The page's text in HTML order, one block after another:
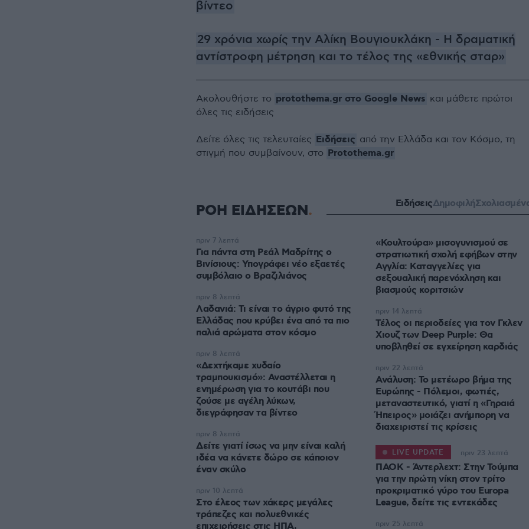
βίντεο
29 χρόνια χωρίς την Αλίκη Βουγιουκλάκη - Η δραματική
αντίστροφη μέτρηση και το τέλος της «εθνικής σταρ»
Ακολουθήστε το protothema.gr στο Google News και μάθετε πρώτοι
όλες τις ειδήσεις
Δείτε όλες τις τελευταίες Ειδήσεις από την Ελλάδα και τον Κόσμο, τη
στιγμή που συμβαίνουν, στο Protothema.gr
ΡΟΗ ΕΙΔΗΣΕΩΝ ΕιδήσειςΔημοφιλή
Για πάντα στη Ρεάλ Μαδρίτης ο
Βινίσιους: Υπογράφει νέο εξαετές
συμβόλαιο ο Βραζιλιάνος
πριν 7 λεπτά
Λαδανιά: Τι είναι το άγριο φυτό της
Ελλάδας που κρύβει ένα από τα πιο
παλιά αρώματα στον κόσμο
πριν 8 λεπτά
«Δεχτήκαμε χυδαίο
τραμπουκισμό»: Αναστέλλεται η
ενημέρωση για το κουτάβι που
ζούσε με αγέλη λύκων,
διεγράφησαν τα βίντεο
πριν 8 λεπτά
Δείτε γιατί ίσως να μην είναι καλή
ιδέα να κάνετε δώρο σε κάποιον
έναν σκύλο
πριν 8 λεπτά
Στο έλεος των χάκερς μεγάλες
τράπεζες και πολυεθνικές
επιχειρήσεις στις ΗΠΑ,
πριν 10 λεπτά
«Κουλτούρα» μισογυνισμού σε
στρατιωτική σχολή εφήβων στην
Αγγλία: Καταγγελίες για
σεξουαλική παρενόχληση και
βιασμούς κοριτσιών
Τέλος οι περιοδείες για τον Γκλεν
Χιουζ των Deep Purple: Θα
υποβληθεί σε εγχείρηση καρδιάς
πριν 14 λεπτά
Ανάλυση: Το μετέωρο βήμα της
Ευρώπης - Πόλεμοι, φωτιές,
μεταναστευτικό, γιατί η «Γηραιά
Ήπειρος» μοιάζει ανήμπορη να
διαχειριστεί τις κρίσεις
πριν 22 λεπτά
ΠΑΟΚ - Άντερλεχτ: Στην Τούμπα
για την πρώτη νίκη στον τρίτο
προκριματικό γύρο του Europa
League, δείτε τις εντεκάδες
LIVE UPDATE πριν 23 λεπτά
πριν 25 λεπτά